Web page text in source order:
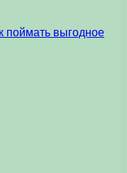
поймать выгодное